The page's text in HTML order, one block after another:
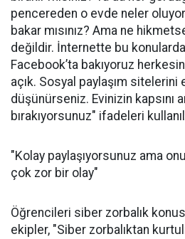
pencereden o evde neler oluyor
bakar mısınız? Ama ne
değildir. İnternette bu
Facebook’ta bakıyoruz
açık. Sosyal paylaşım sitelerini
düşünürseniz. Evinizin kapsını
bırakıyorsunuz" ifadeleri
"Kolay paylaşıyorsunuz ama
çok zor bir olay"
Öğrencileri siber zorbalık
ekipler, "Siber zorbalıktan